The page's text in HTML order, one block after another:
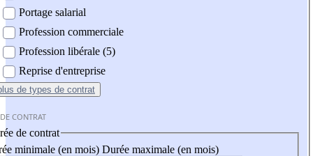
Portage salarial
Profession commerciale
Profession libérale (5)
Reprise d'entreprise
de types de contrat
CONTRAT
de contrat
minimale (en mois) Durée maximale (en mois)